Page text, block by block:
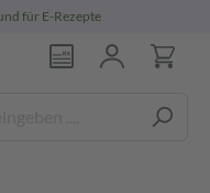
für E-Rezepte